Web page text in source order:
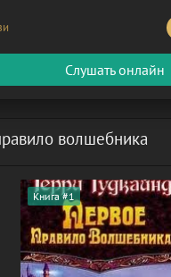
книги павших»
предрекая не
но и фундаментальное
самой
Слушать онлайн
волшебника
Книга #1